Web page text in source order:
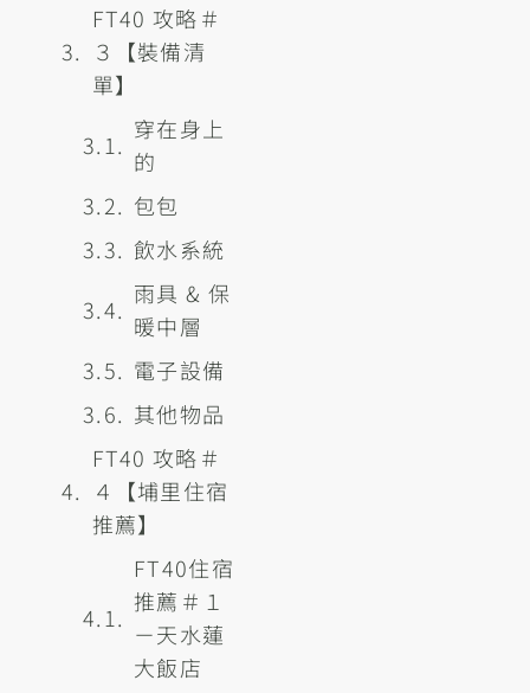
FT40 攻略＃
３【裝備清
單】
穿在身上
的
包包
飲水系統
雨具 & 保
暖中層
電子設備
其他物品
FT40 攻略＃
４【埔里住宿
推薦】
FT40住宿
推薦＃１
－天水蓮
大飯店